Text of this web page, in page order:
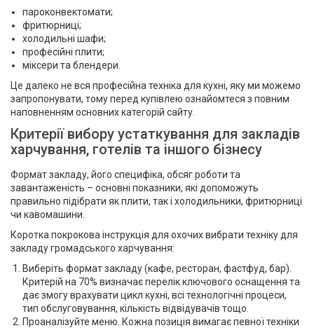
пароконвектомати;
фритюрниці;
холодильні шафи;
професійні плити;
міксери та блендери.
Це далеко не вся професійна техніка для кухні, яку ми можемо
запропонувати, тому перед купівлею ознайомтеся з повним
наповненням основних категорій сайту.
Критерії вибору устаткування для закладів
харчування, готелів та іншого бізнесу
Формат закладу, його специфіка, обсяг роботи та
завантаженість – основні показники, які допоможуть
правильно підібрати як плити, так і холодильники, фритюрниці
чи кавомашини.
Коротка покрокова інструкція для охочих вибрати техніку для
закладу громадського харчування:
Виберіть формат закладу (кафе, ресторан, фастфуд, бар).
Критерій на 70% визначає перелік ключового оснащення та
дає змогу врахувати цикл кухні, всі технологічні процеси,
тип обслуговування, кількість відвідувачів тощо.
Проаналізуйте меню. Кожна позиція вимагає певної техніки